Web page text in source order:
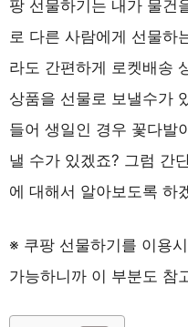
팡 선물하기는 내가 물건
로 다른 사람에게 선물하
라도 간편하게 로켓배송
상품을 선물로 보낼수가
들어 생일인 경우 꽃다발
낼 수가 있겠죠? 그럼 간
에 대해서 알아보도록 하
※ 쿠팡 선물하기를 이용
가능하니까 이 부분도 참